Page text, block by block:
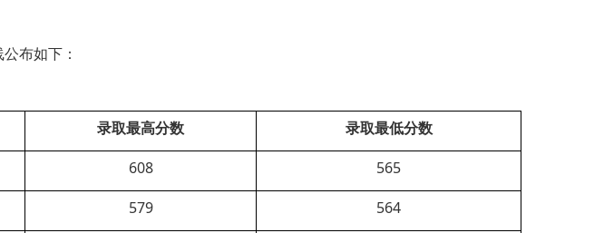
布如下：
录取最高分数 录取最低分数
608
565
579
564